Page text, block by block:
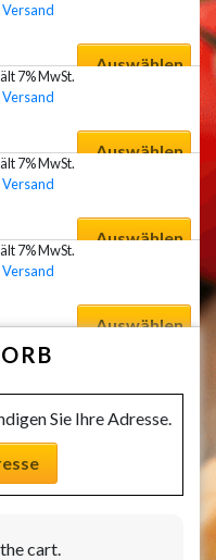
Versand
Auswählen
7% MwSt.
Versand
Auswählen
7% MwSt.
Versand
Auswählen
7% MwSt.
Versand
Auswählen
Sie Ihre Adresse.
cart.